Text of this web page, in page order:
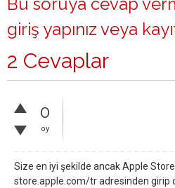
giriş yapınız veya
2 Cevaplar
0
oy
Size en iyi şekilde ancak Apple
store.apple.com/tr adresinden girip